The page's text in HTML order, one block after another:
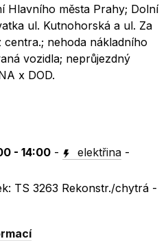
Hlavního města Prahy; Dolní
ul. Kutnohorská a ul. Za
nehoda nákladního
vozidla; neprůjezdný
x DOD.
- 14:00 - elektřina -
TS 3263 Rekonstr./chytrá -